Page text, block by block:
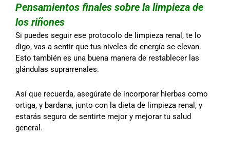
Pensamientos finales sobre la limpieza de
los riñones
Si puedes seguir ese protocolo de limpieza renal, te lo
digo, vas a sentir que tus niveles de energía se elevan.
Esto también es una buena manera de restablecer las
glándulas suprarrenales.
Así que recuerda, asegúrate de incorporar hierbas como
ortiga, y bardana, junto con la dieta de limpieza renal, y
estarás seguro de sentirte mejor y mejorar tu salud
general.